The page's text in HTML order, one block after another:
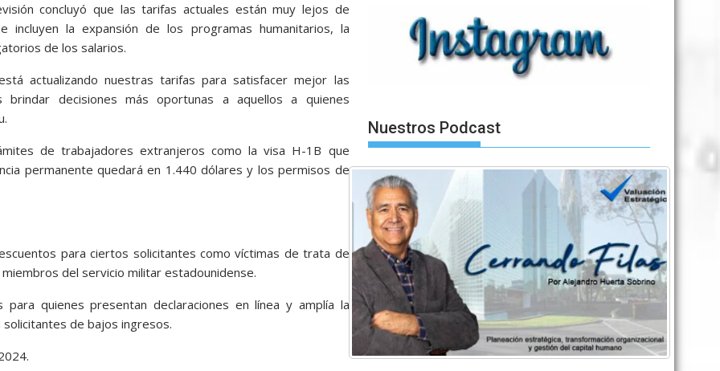
concluyó que las tarifas actuales están muy lejos de
la expansión de los programas humanitarios, la
de los salarios.
actualizando nuestras tarifas para satisfacer mejor las
brindar decisiones más oportunas a aquellos a quienes
de trabajadores extranjeros como la visa H-1B que
permanente quedará en 1.440 dólares y los permisos de
para ciertos solicitantes como víctimas de trata de
del servicio militar estadounidense.
quienes presentan declaraciones en línea y amplía la
de bajos ingresos.
Nuestros Podcast